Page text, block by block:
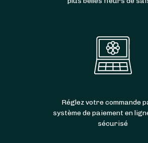
Réglez votre commande
système de paiement en
sécurisé